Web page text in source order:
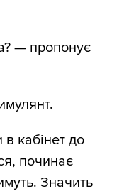
— пропонує
кабінет до
починає
Значить